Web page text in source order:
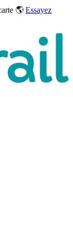
🌎 Essayez